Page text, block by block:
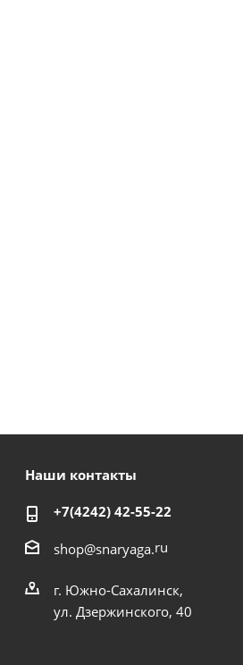
Наши контакты
+7(4242) 42-55-22
shop@snaryaga.ru
г. Южно-Сахалинск,
ул. Дзержинского, 40